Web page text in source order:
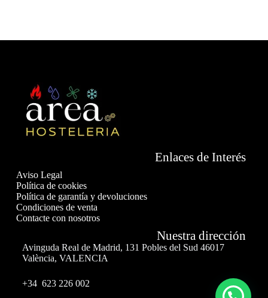
Enlaces de Interés
Aviso Legal
Política de cookies
Política de garantía y devoluciones
Condiciones de venta
Contacte con nosotros
Nuestra dirección
Avinguda Real de Madrid, 131 Pobles del Sud 46017
València, VALENCIA
+34 623 226 002